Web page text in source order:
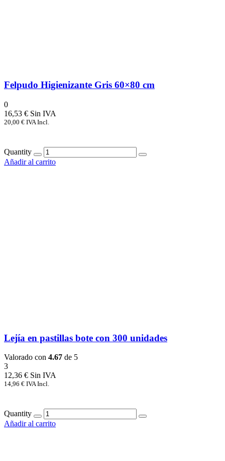
Felpudo Higienizante Gris 60×80 cm
0
16,53 €
20,00 € IVA Incl.
Quantity
Añadir al carrito
Lejía en pastillas bote con 300 unidades
Valorado con 4.67 de 5
3
12,36 €
14,96 € IVA Incl.
Quantity
Añadir al carrito